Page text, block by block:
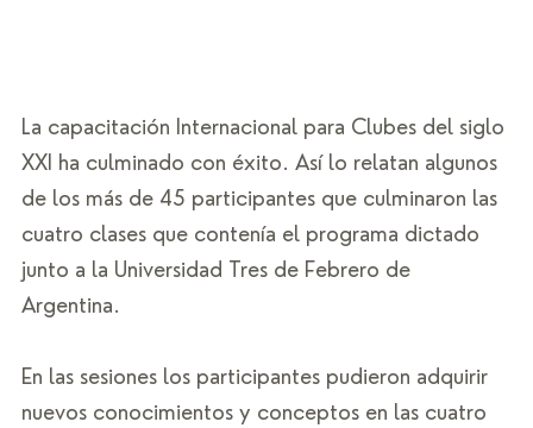
La capacitación Internacional para Clubes del siglo
XXI ha culminado con éxito. Así lo relatan algunos
de los más de 45 participantes que culminaron las
cuatro clases que contenía el programa dictado
junto a la Universidad Tres de Febrero de
Argentina.
En las sesiones los participantes pudieron adquirir
nuevos conocimientos y conceptos en las cuatro